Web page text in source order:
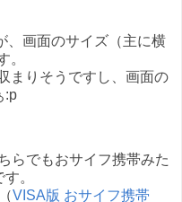
、画面のサイズ（主に横
。
まりそうですし、画面の
:p
らでもおサイフ携帯みた
。
VISA版 おサイフ携帯